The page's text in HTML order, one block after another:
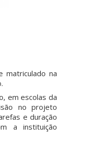
matriculado na
em escolas da
no projeto
e duração
a instituição